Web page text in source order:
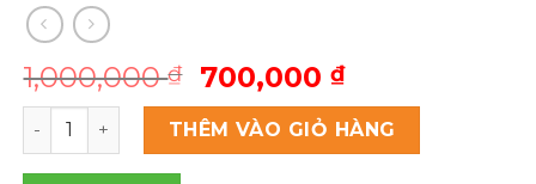
1,000,000₫
Giá
gốc
là:
1,000,000 ₫.
700,000 ₫Giá
hiện
tại
là:
Theme wordpress công ty bán thiết bị vệ sinh số lượng
THÊM VÀO GIỎ HÀNG